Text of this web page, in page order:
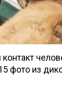
фото из